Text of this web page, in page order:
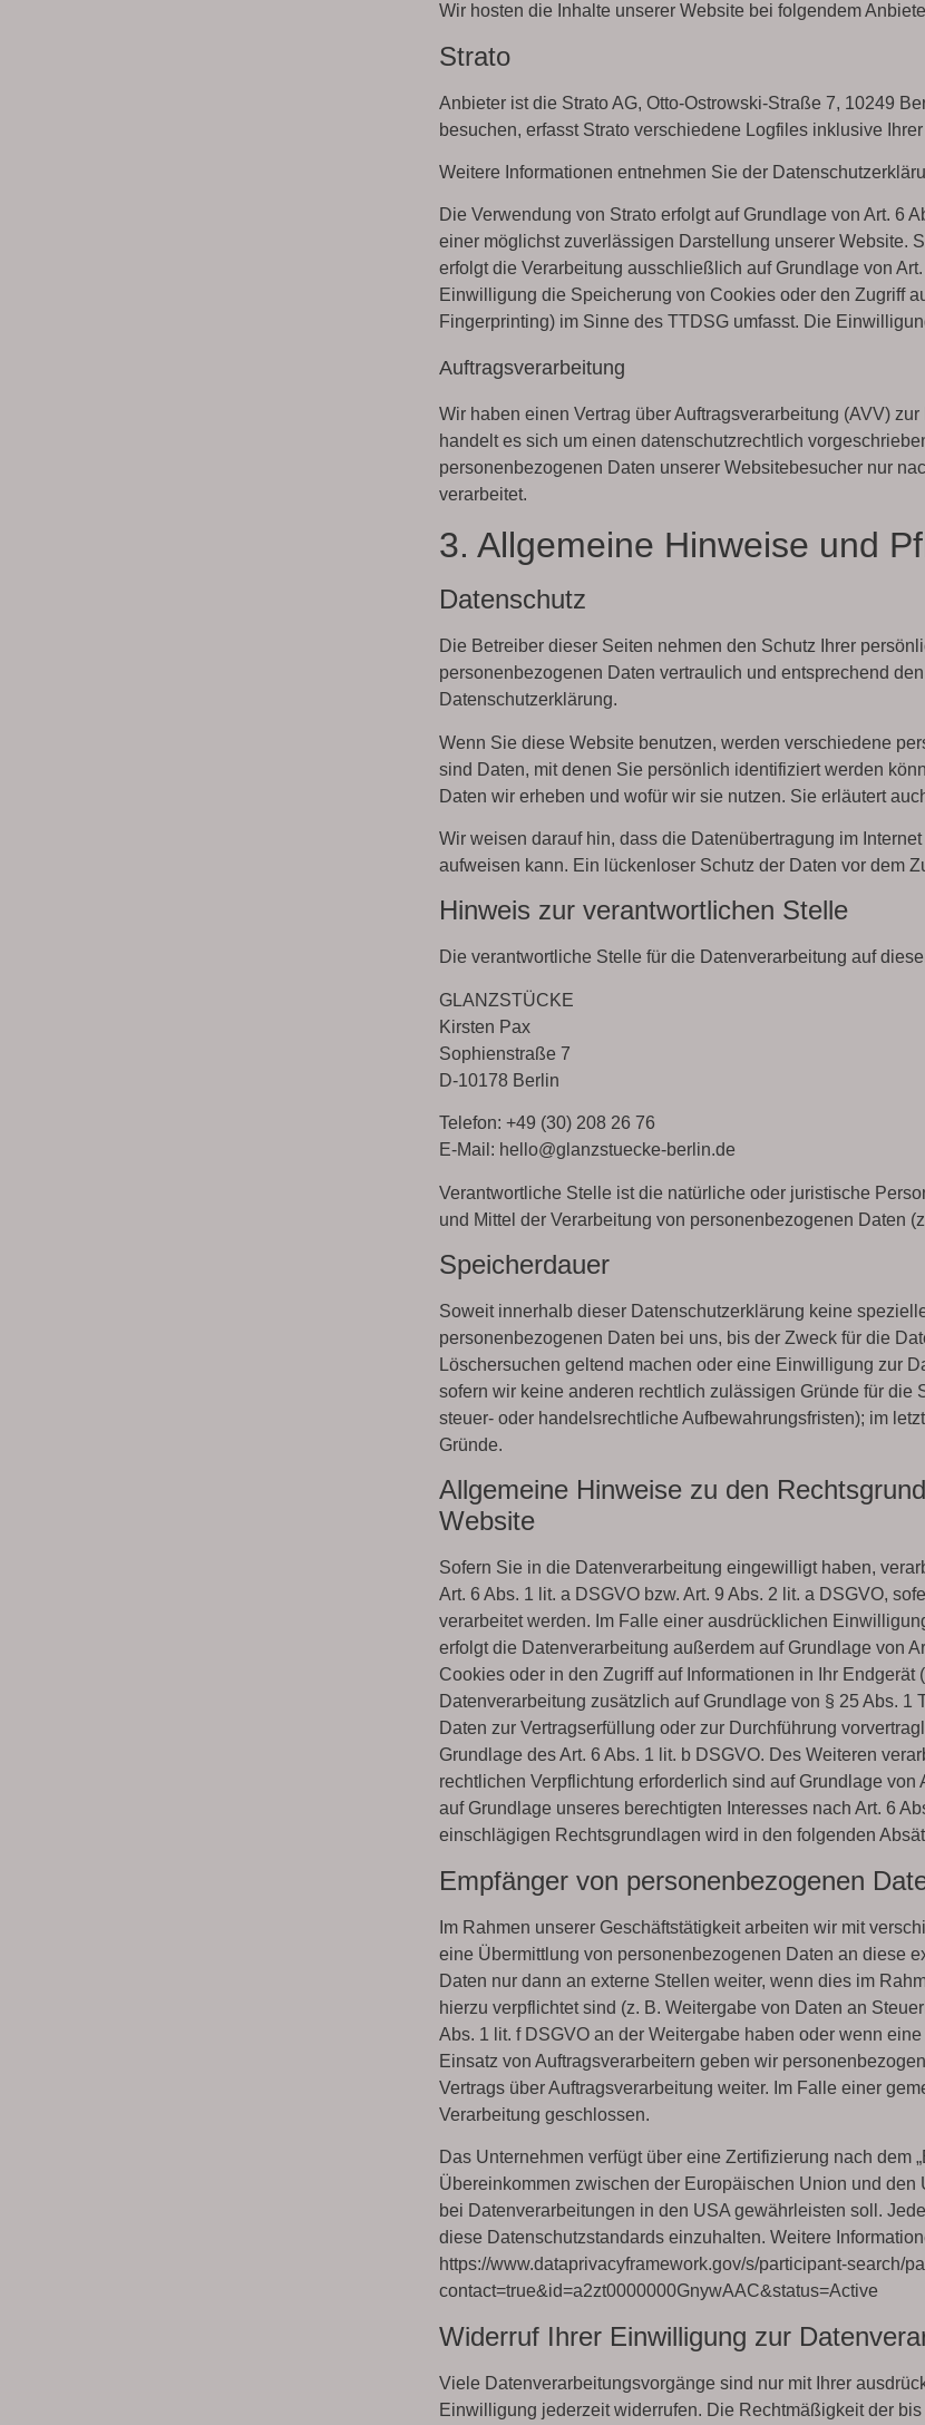
Wir hosten die Inhalte unserer Website bei folgendem
Strato
Anbieter ist die Strato AG, Otto-Ostrowski-Straße 7, 10249
besuchen, erfasst Strato verschiedene Logfiles inklusive
Weitere Informationen entnehmen Sie der
Die Verwendung von Strato erfolgt auf Grundlage von Art. 6
einer möglichst zuverlässigen Darstellung unserer Website.
erfolgt die Verarbeitung ausschließlich auf Grundlage von
Einwilligung die Speicherung von Cookies oder den Zugriff
Fingerprinting) im Sinne des TTDSG umfasst. Die
Auftragsverarbeitung
Wir haben einen Vertrag über Auftragsverarbeitung (AVV)
handelt es sich um einen datenschutzrechtlich
personenbezogenen Daten unserer Websitebesucher nur
verarbeitet.
3. Allgemeine Hinweise und
Datenschutz
Die Betreiber dieser Seiten nehmen den Schutz Ihrer
personenbezogenen Daten vertraulich und entsprechend
Datenschutzerklärung.
Wenn Sie diese Website benutzen, werden verschiedene
sind Daten, mit denen Sie persönlich identifiziert werden
Daten wir erheben und wofür wir sie nutzen. Sie erläutert
Wir weisen darauf hin, dass die Datenübertragung im
aufweisen kann. Ein lückenloser Schutz der Daten vor dem
Hinweis zur verantwortlichen Stelle
Die verantwortliche Stelle für die Datenverarbeitung auf
GLANZSTÜCKE
Kirsten Pax
Sophienstraße 7
D-10178 Berlin
Telefon: +49 (30) 208 26 76
E-Mail: hello@glanzstuecke-berlin.de
Verantwortliche Stelle ist die natürliche oder juristische
und Mittel der Verarbeitung von personenbezogenen Daten
Speicherdauer
Soweit innerhalb dieser Datenschutzerklärung keine
personenbezogenen Daten bei uns, bis der Zweck für die
Löschersuchen geltend machen oder eine Einwilligung zur
sofern wir keine anderen rechtlich zulässigen Gründe für
steuer- oder handelsrechtliche Aufbewahrungsfristen); im
Gründe.
Allgemeine Hinweise zu den
Website
Sofern Sie in die Datenverarbeitung eingewilligt haben,
Art. 6 Abs. 1 lit. a DSGVO bzw. Art. 9 Abs. 2 lit. a DSGVO,
verarbeitet werden. Im Falle einer ausdrücklichen
erfolgt die Datenverarbeitung außerdem auf Grundlage von
Cookies oder in den Zugriff auf Informationen in Ihr
Datenverarbeitung zusätzlich auf Grundlage von § 25 Abs.
Daten zur Vertragserfüllung oder zur Durchführung
Grundlage des Art. 6 Abs. 1 lit. b DSGVO. Des Weiteren
rechtlichen Verpflichtung erforderlich sind auf Grundlage
auf Grundlage unseres berechtigten Interesses nach Art. 6
einschlägigen Rechtsgrundlagen wird in den folgenden
Empfänger von personenbezogenen
Im Rahmen unserer Geschäftstätigkeit arbeiten wir mit
eine Übermittlung von personenbezogenen Daten an diese
Daten nur dann an externe Stellen weiter, wenn dies im
hierzu verpflichtet sind (z. B. Weitergabe von Daten an
Abs. 1 lit. f DSGVO an der Weitergabe haben oder wenn
Einsatz von Auftragsverarbeitern geben wir
Vertrags über Auftragsverarbeitung weiter. Im Falle einer
Verarbeitung geschlossen.
Das Unternehmen verfügt über eine Zertifizierung nach dem
Übereinkommen zwischen der Europäischen Union und
bei Datenverarbeitungen in den USA gewährleisten soll.
diese Datenschutzstandards einzuhalten. Weitere
https://www.dataprivacyframework.gov/s/participant-search/
contact=true&id=a2zt0000000GnywAAC&status=Active
Widerruf Ihrer Einwilligung zur
Viele Datenverarbeitungsvorgänge sind nur mit Ihrer
Einwilligung jederzeit widerrufen. Die Rechtmäßigkeit der